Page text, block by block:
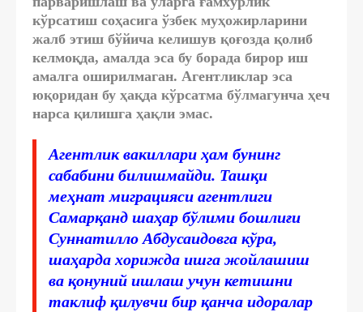
кўрсатиш соҳасига ўзбек муҳожирларини
жалб этиш бўйича келишув қоғозда қолиб
келмоқда, амалда эса бу борада бирор иш
амалга оширилмаган. Агентликлар эса
юқоридан бу ҳақда кўрсатма бўлмагунча ҳеч
нарса қилишга ҳақли эмас.
Агентлик вакиллари ҳам бунинг
сабабини билишмайди. Ташқи
меҳнат миграцияси агентлиги
Самарқанд шаҳар бўлими бошлиғи
Суннатилло Абдусаидовга кўра,
шаҳарда хорижда ишга жойлашиш
ва қонуний ишлаш учун кетишни
таклиф қилувчи бир қанча идоралар